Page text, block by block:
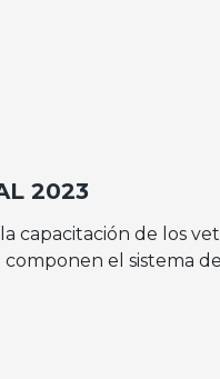
2023
capacitación de los
el sistema